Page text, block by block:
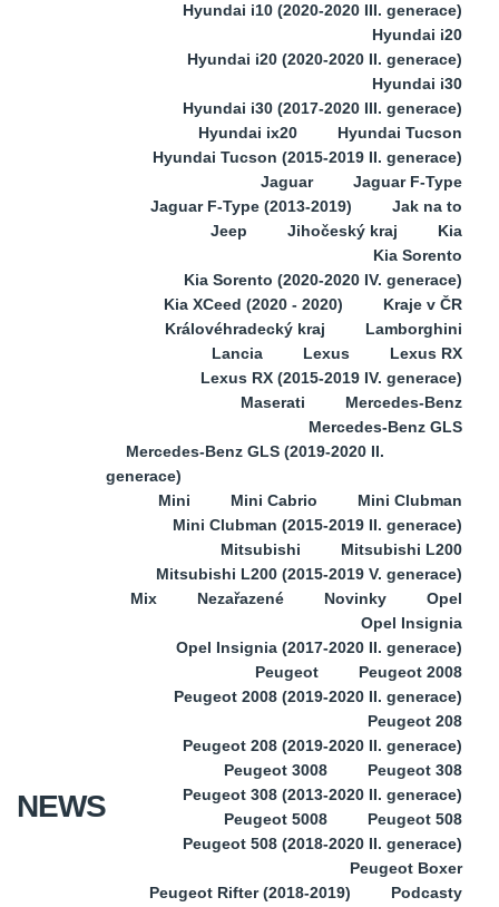
NEWS
Hyundai i10 (2020-2020 III. generace)
Hyundai i20
Hyundai i20 (2020-2020 II. generace)
Hyundai i30
Hyundai i30 (2017-2020 III. generace)
Hyundai ix20
Hyundai Tucson
Hyundai Tucson (2015-2019 II. generace)
Jaguar
Jaguar F-Type
Jaguar F-Type (2013-2019)
Jak na to
Jeep
Jihočeský kraj
Kia
Kia Sorento
Kia Sorento (2020-2020 IV. generace)
Kia XCeed (2020 - 2020)
Kraje v ČR
Královéhradecký kraj
Lamborghini
Lancia
Lexus
Lexus RX
Lexus RX (2015-2019 IV. generace)
Maserati
Mercedes-Benz
Mercedes-Benz GLS
Mercedes-Benz GLS (2019-2020 II.
generace)
Mini
Mini Cabrio
Mini Clubman
Mini Clubman (2015-2019 II. generace)
Mitsubishi
Mitsubishi L200
Mitsubishi L200 (2015-2019 V. generace)
Mix
Nezařazené Novinky
Opel
Opel Insignia
Opel Insignia (2017-2020 II. generace)
Peugeot
Peugeot 2008
Peugeot 2008 (2019-2020 II. generace)
Peugeot 208
Peugeot 208 (2019-2020 II. generace)
Peugeot 3008
Peugeot 308
Peugeot 308 (2013-2020 II. generace)
Peugeot 5008
Peugeot 508
Peugeot 508 (2018-2020 II. generace)
Peugeot Boxer
Peugeot Rifter (2018-2019)
Podcasty